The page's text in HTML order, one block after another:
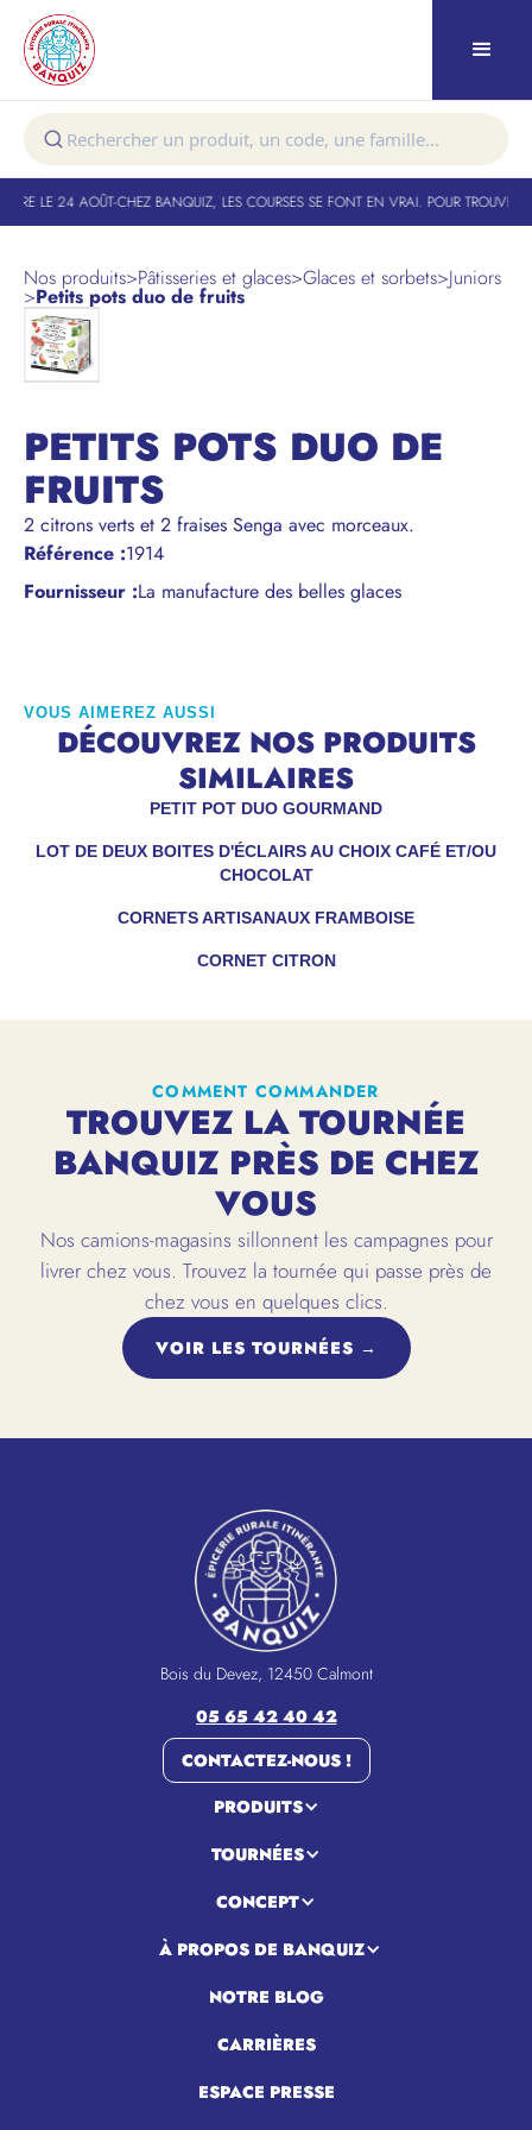
LE 24 AOÛT-CHEZ BANQUIZ, LES COURSES SE FONT EN VRAI. POUR TROUVER
Nos produits>Pâtisseries et glaces>Glaces et sorbets>Juniors
>Petits pots duo de fruits
PETITS POTS DUO DE
FRUITS
2 citrons verts et 2 fraises Senga avec morceaux.
Référence :1914
Fournisseur :La manufacture des belles glaces
VOUS AIMEREZ AUSSI
DÉCOUVREZ NOS PRODUITS
SIMILAIRES
LOT DE DEUX BOITES D'ÉCLAIRS AU CHOIX CAFÉ ET/OU
CHOCOLAT
CORNETS ARTISANAUX FRAMBOISE
CORNET CITRON
PETIT POT DUO GOURMAND
COMMENT COMMANDER
TROUVEZ LA TOURNÉE
BANQUIZ PRÈS DE CHEZ
VOUS
Nos camions-magasins sillonnent les campagnes pour
livrer chez vous. Trouvez la tournée qui passe près de
chez vous en quelques clics.
VOIR LES TOURNÉES →
Bois du Devez, 12450 Calmont
05 65 42 40 42
CONTACTEZ-NOUS !
PRODUITS
TOURNÉES
CONCEPT
À PROPOS DE BANQUIZ
NOTRE BLOG
CARRIÈRES
ESPACE PRESSE